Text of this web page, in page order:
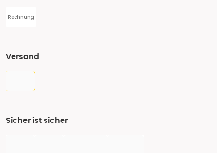
Rechnung
Versand
Sicher ist sicher